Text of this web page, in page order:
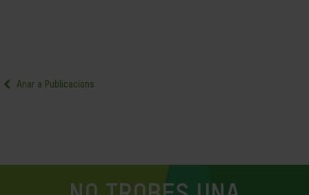
Anar a Publicacions